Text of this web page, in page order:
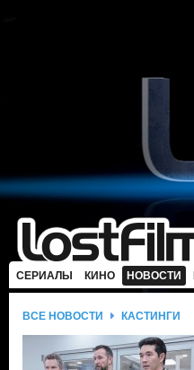
СЕРИАЛЫ КИНО НОВОСТИ
ВСЕ НОВОСТИ КАСТИНГИ